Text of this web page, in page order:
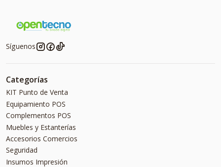
Síguenos
Categorías
KIT Punto de Venta
Equipamiento POS
Complementos POS
Muebles y Estanterías
Accesorios Comercios
Seguridad
Insumos Impresión